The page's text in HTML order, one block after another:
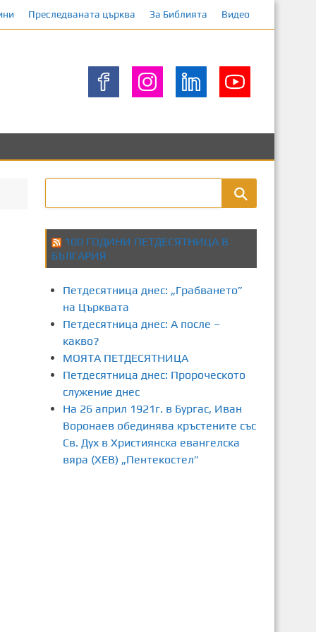
Преследваната църква За Библията Видео
100 ГОДИНИ ПЕТДЕСЯТНИЦА В
БЪЛГАРИЯ
Петдесятница днес: „Грабването”
на Църквата
Петдесятница днес: А после –
какво?
МОЯТА ПЕТДЕСЯТНИЦА
Петдесятница днес: Пророческото
служение днес
На 26 април 1921г. в Бургас, Иван
Воронаев обединява кръстените със
Св. Дух в Християнска евангелска
вяра (ХЕВ) „Пентекостел”